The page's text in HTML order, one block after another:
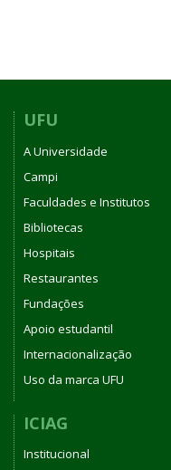
UFU
A Universidade
Campi
Faculdades e Institutos
Bibliotecas
Hospitais
Restaurantes
Fundações
Apoio estudantil
Internacionalização
Uso da marca UFU
ICIAG
Institucional